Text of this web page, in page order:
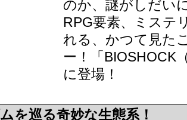
のか、謎がしだい
RPG要素、ミステ
れる、かつて見た
ー！「BIOSHOCK
に登場！
を巡る奇妙な生態系！